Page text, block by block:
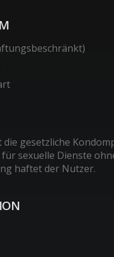
gesetzliche
sexuelle Dienste
haftet der Nutzer.